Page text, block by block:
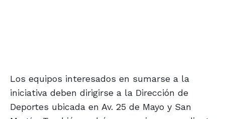
Los equipos interesados en sumarse a la
iniciativa deben dirigirse a la Dirección de
Deportes ubicada en Av. 25 de Mayo y San